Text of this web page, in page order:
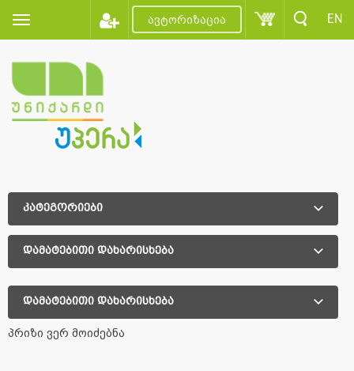
ავტორიზაცია EN
კატეგორიები
დამატებითი დახარისხება
დამატებითი დახარისხება
პრიზი ვერ მოიძებნა